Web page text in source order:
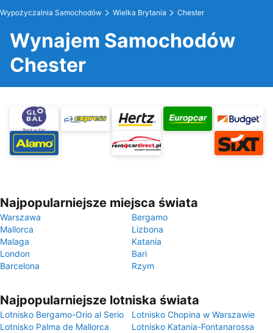
Wypożyczalnia Samochodów Wielka Brytania Chester
Wynajem Samochodów
Chester
Najpopularniejsze miejsca świata
Warszawa
Bergamo
Mallorca
Lizbona
Malaga
Katania
London
Bari
Barcelona
Rzym
Najpopularniejsze lotniska świata
Lotnisko Bergamo-Orio al Serio
Lotnisko Chopina w Warszawie
Lotnisko Palma de Mallorca
Lotnisko Katania-Fontanarossa